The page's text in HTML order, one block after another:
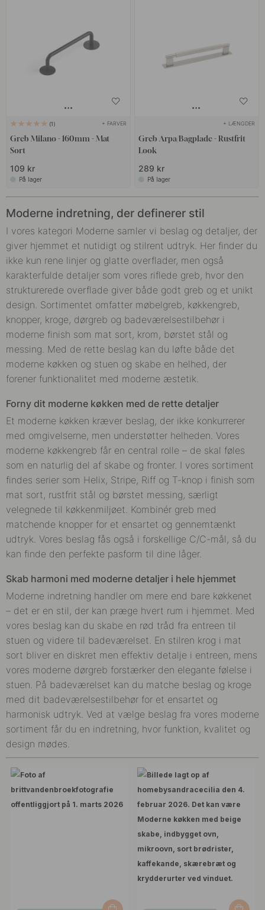
1 + FARVER
Greb Milano - 160mm - Mat
Sort
109 kr
På lager
+ LÆNGDER
Greb Arpa/Bagplade - Rustfrit
Look
289 kr
På lager
Moderne indretning, der definerer stil
I vores kategori Moderne samler vi beslag og detaljer, der
giver hjemmet et nutidigt og stilrent udtryk. Her finder du
ikke kun rene linjer og glatte overflader, men også
karakterfulde detaljer som vores riflede greb, hvor den
strukturerede overflade giver både godt greb og et unikt
design. Sortimentet omfatter møbelgreb, køkkengreb,
knopper, kroge, dørgreb og badeværelsestilbehør i
moderne finish som mat sort, krom, børstet stål og
messing. Med de rette beslag kan du løfte både det
moderne køkken og stuen og skabe en helhed, der
forener funktionalitet med moderne æstetik.
Forny dit moderne køkken med de rette detaljer
Et moderne køkken kræver beslag, der ikke konkurrerer
med omgivelserne, men understøtter helheden. Vores
moderne køkkengreb får en central rolle – de skal føles
som en naturlig del af skabe og fronter. I vores sortiment
findes serier som Helix, Stripe, Riff og T-knop i finish som
mat sort, rustfrit stål og børstet messing, særligt
velegnede til køkkenmiljøet. Kombinér greb med
matchende knopper for et ensartet og gennemtænkt
udtryk. Vores beslag fås også i forskellige C/C-mål, så du
kan finde den perfekte pasform til dine låger.
Skab harmoni med moderne detaljer i hele hjemmet
Moderne indretning handler om mere end bare køkkenet
– det er en stil, der kan præge hvert rum i hjemmet. Med
vores beslag kan du skabe en rød tråd fra entreen til
stuen og videre til badeværelset. En stilren krog i mat
sort bliver en diskret men effektiv detalje i entreen, mens
vores moderne dørgreb forstærker den elegante følelse i
stuen. På badeværelset kan du matche beslag og kroge
med dit badeværelsestilbehør for et ensartet og
harmonisk udtryk. Ved at vælge beslag fra vores moderne
sortiment får du en indretning, hvor funktion, kvalitet og
design mødes.